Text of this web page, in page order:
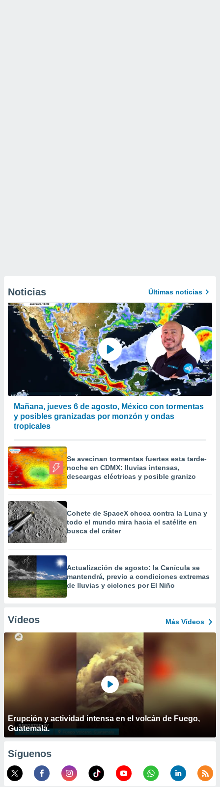
Noticias Últimas noticias
Mañana, jueves 6 de agosto, México con tormentas
y posibles granizadas por monzón y ondas
tropicales
Se avecinan tormentas fuertes esta tarde-
noche en CDMX: lluvias intensas,
descargas eléctricas y posible granizo
Cohete de SpaceX choca contra la Luna y
todo el mundo mira hacia el satélite en
busca del cráter
Actualización de agosto: la Canícula se
mantendrá, previo a condiciones extremas
de lluvias y ciclones por El Niño
Vídeos Más Vídeos
Erupción y actividad intensa en el volcán de Fuego,
Guatemala.
Síguenos